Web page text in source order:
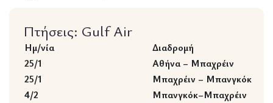
Πτήσεις: Gulf Air
Ημ/νία
Διαδρομή
25/1
Αθήνα – Μπαχρέιν
25/1
Μπαχρέιν – Μπανγκόκ
4/2
Μπανγκόκ–Μπαχρέιν